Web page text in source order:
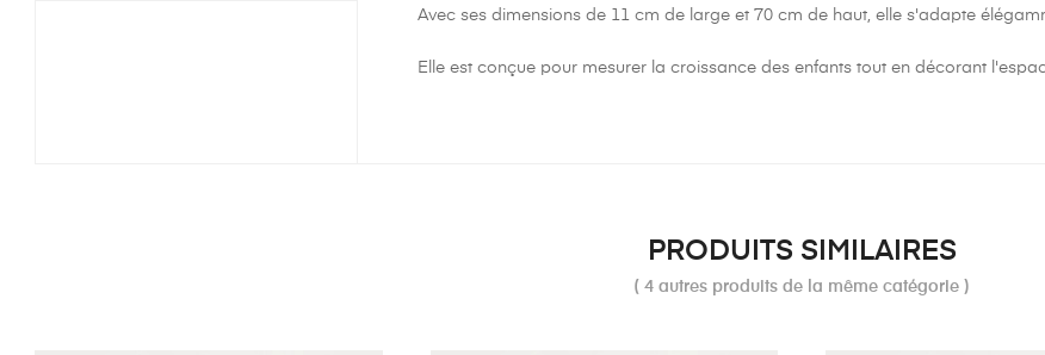
Avec ses dimensions de 11 cm de large et 70 cm de haut, elle s'adapte
Elle est conçue pour mesurer la croissance des enfants tout en décorant
PRODUITS SIMILAIRES
( 4 autres produits de la même catégorie )